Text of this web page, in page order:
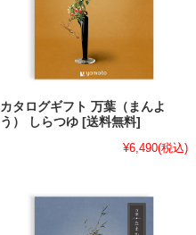
カタログギフト 万葉（まんよ
う） しらつゆ [送料無料]
¥6,490(税込)